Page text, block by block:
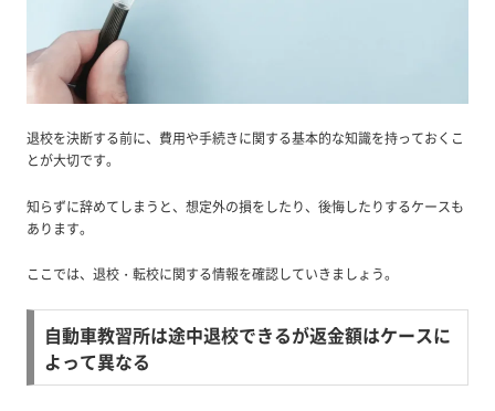
退校を決断する前に、費用や手続きに関する基本的な知識を持っておくこ
とが大切です。
知らずに辞めてしまうと、想定外の損をしたり、後悔したりするケースも
あります。
ここでは、退校・転校に関する情報を確認していきましょう。
自動車教習所は途中退校できるが返金額はケースに
よって異なる